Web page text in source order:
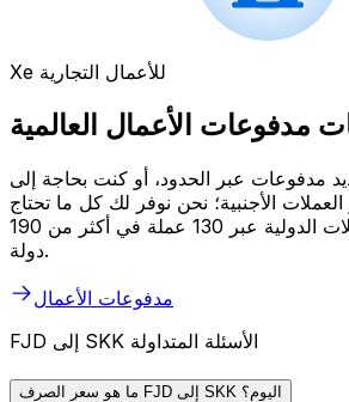
Xe للأعمال التجارية
مدفوعات الأعمال العالمية
مدفوعات عبر الحدود، أو كنت بحاجة إلى
الأجنبية؛ نحن نوفر لك كل ما تحتاج
إليه. قم بجدولة التحويلات الدولية عبر 130 عملة في أكثر من 190
دولة.
مدفوعات الأعمال
FJD إلى SKK الأسئلة المتداولة
ما هو سعر الصرف FJD إلى SKK اليوم؟